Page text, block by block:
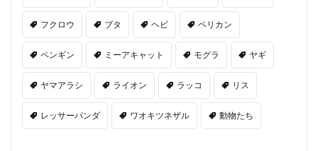
フクロウ ブタ ヘビ ペリカン
ペンギン ミーアキャット モグラ ヤギ
ヤマアラシ ライオン ラッコ リス
レッサーパンダ ワオキツネザル 動物たち